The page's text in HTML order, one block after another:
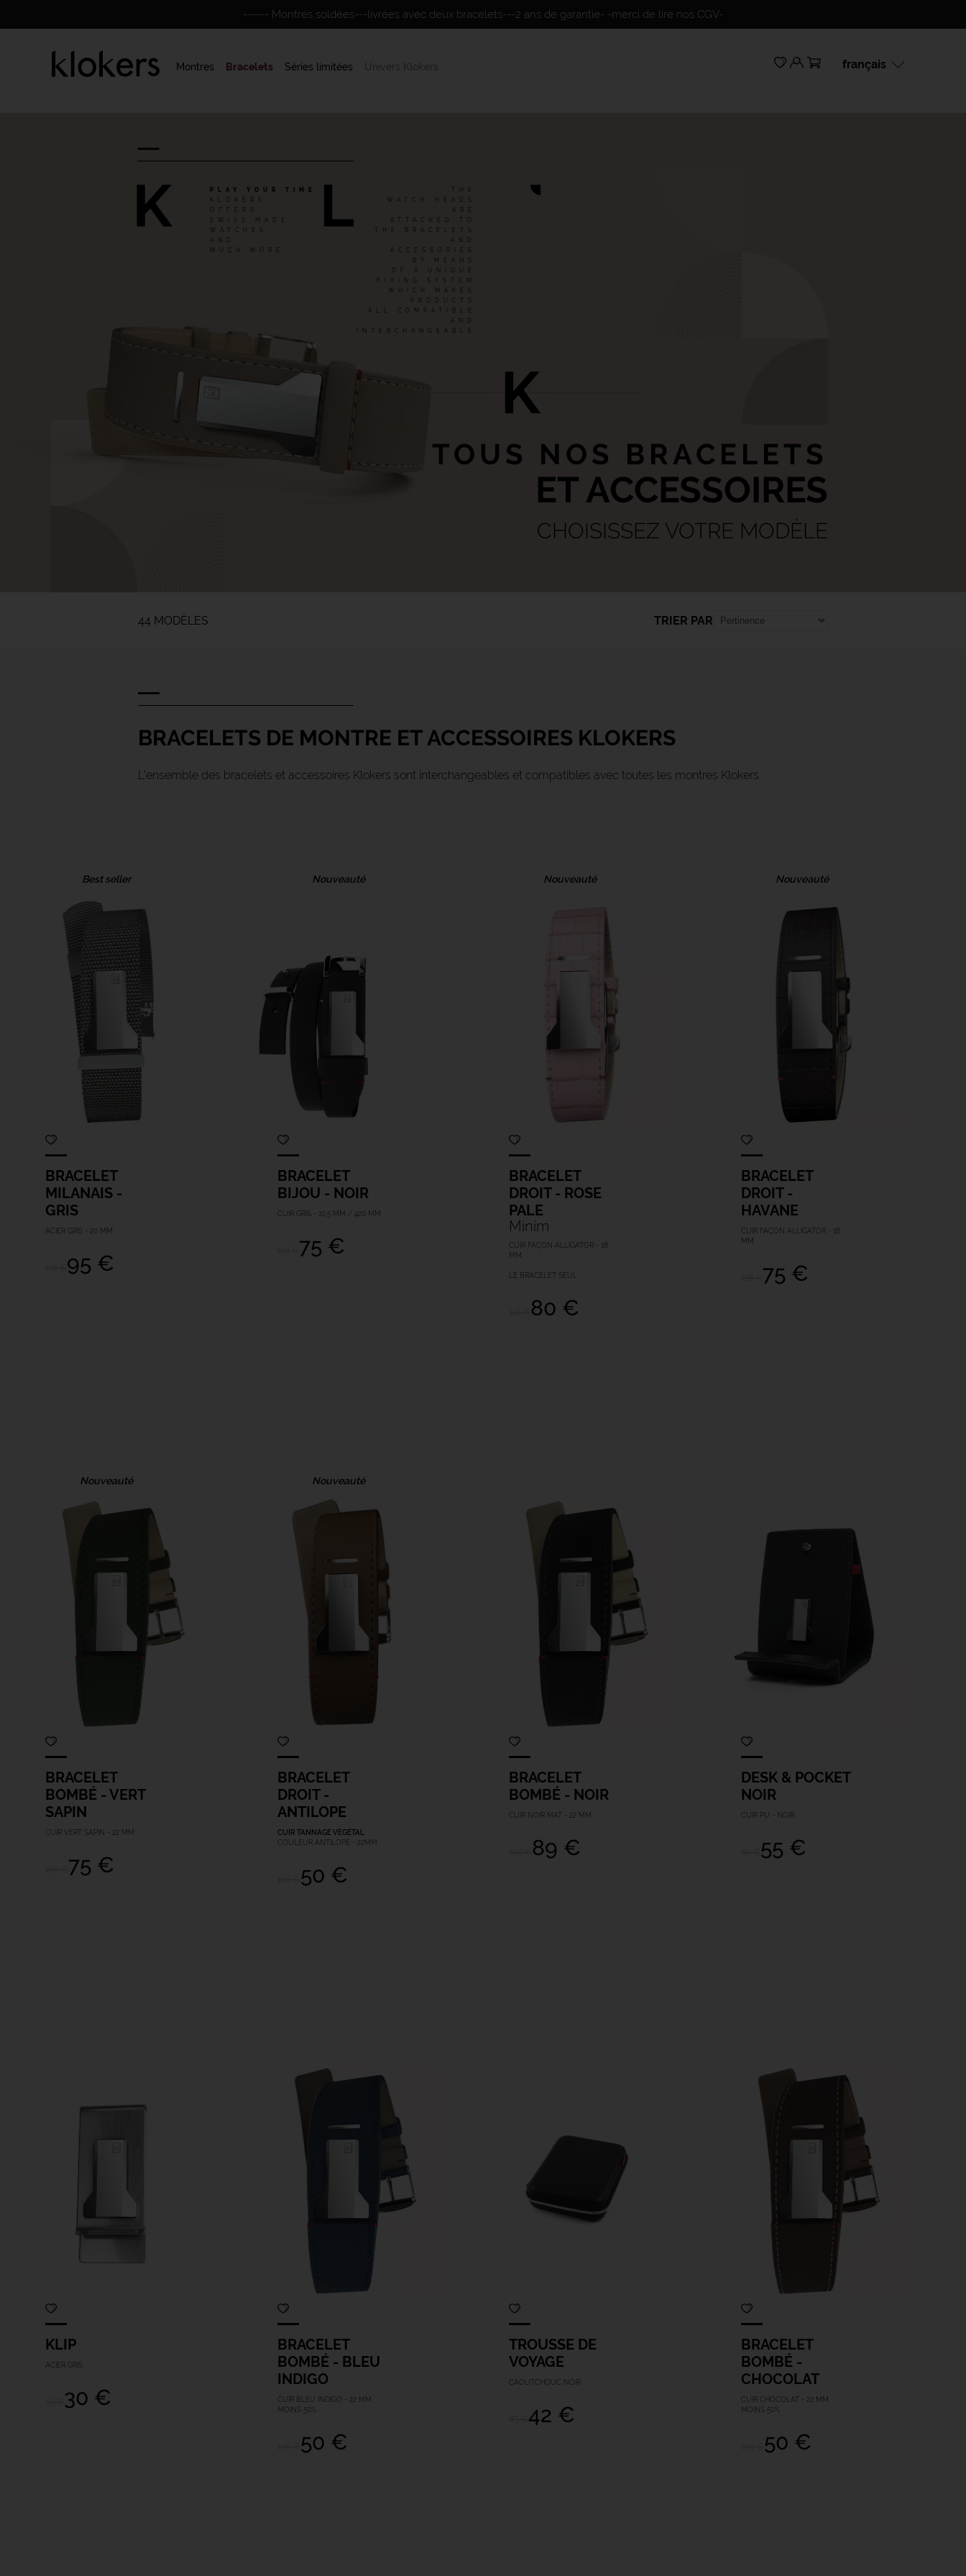
------ Montres soldées---livrées avec deux bracelets---2 ans de garantie- -merci de lire nos CGV-
Montres Bracelets Séries limitées français
PLAY YOUR TIME
KLOKERS
OFFERS
SWISS MADE
WATCHES
AND
MUCH MORE
WATCH-HEADS
ARE
ATTACHED TO
THE BRACELETS
AND
ACCESSORIES
BY MEANS
OF A UNIQUE
FIXING SYSTEM
WHICH MAKES
PRODUCTS
ALL COMPATIBLE
AND
INTERCHANGEABLE
TOUS NOS BRACELETS
ET ACCESSOIRES
CHOISISSEZ VOTRE MODÈLE
44 MODÈLES TRIER PAR
BRACELETS DE MONTRE ET ACCESSOIRES KLOKERS
L'ensemble des bracelets et accessoires Klokers sont interchangeables et compatibles avec toutes les montres Klokers.
Best seller
BRACELET
MILANAIS -
GRIS
ACIER GRIS - 20 MM
95 €
Nouveauté
BRACELET
BIJOU - NOIR
CUIR GRIS - 10,5 MM / 420 MM
75 €
Nouveauté
BRACELET
DROIT - ROSE
PALE
Minim
CUIR FAÇON ALLIGATOR - 18
MM
LE BRACELET SEUL
80 €
Nouveauté
BRACELET
DROIT -
HAVANE
CUIR FAÇON ALLIGATOR - 18
MM
75 €
Nouveauté
BRACELET
BOMBÉ - VERT
SAPIN
CUIR VERT SAPIN - 22 MM
75 €
Nouveauté
BRACELET
DROIT -
ANTILOPE
CUIR TANNAGE VÉGÉTAL
COULEUR ANTILOPE - 22MM
50 €
BRACELET
BOMBÉ - NOIR
CUIR NOIR MAT - 22 MM
89 €
DESK & POCKET
NOIR
CUIR PU - NOIR
55 €
KLIP
ACIER GRIS
30 €
BRACELET
BOMBÉ - BLEU
INDIGO
CUIR BLEU INDIGO - 22 MM.
MOINS 50%
50 €
TROUSSE DE
VOYAGE
CAOUTCHOUC NOIR
42 €
BRACELET
BOMBÉ -
CHOCOLAT
CUIR CHOCOLAT - 22 MM
MOINS 50%
50 €